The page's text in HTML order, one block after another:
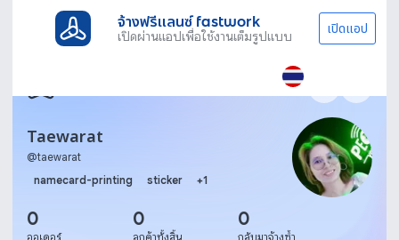
จ้างฟรีแลนซ์ fastwork
เปิดผ่านแอปเพื่อใช้งานเต็มรูปแบบ เปิดแอป
Taewarat
@taewarat
namecard-printing
sticker +1
0
ออเดอร์
0
ลูกค้าทั้งสิ้น
0
กลับมาจ้างซ้ำ